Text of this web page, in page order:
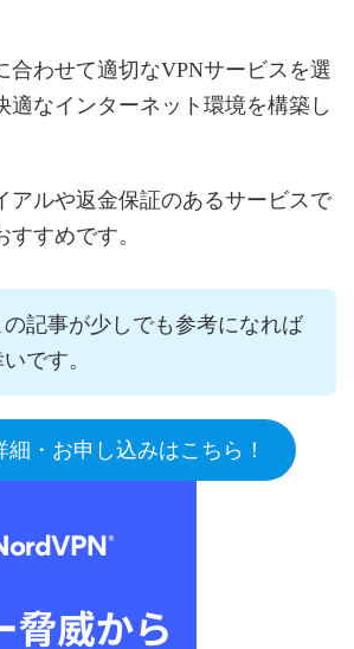
合わせて適切なVPNサービスを選
適なインターネット環境を構築し
アルや返金保証のあるサービスで
すめです。
の記事が少しでも参考になれば
です。
・お申し込みはこちら！